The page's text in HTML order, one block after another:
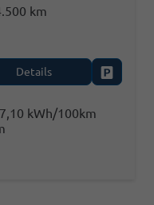
km
Details
kWh/100km